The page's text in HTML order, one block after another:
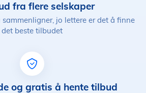
fra flere selskaper
sammenligner, jo lettere er det å finne
det beste tilbudet
og gratis å hente tilbud